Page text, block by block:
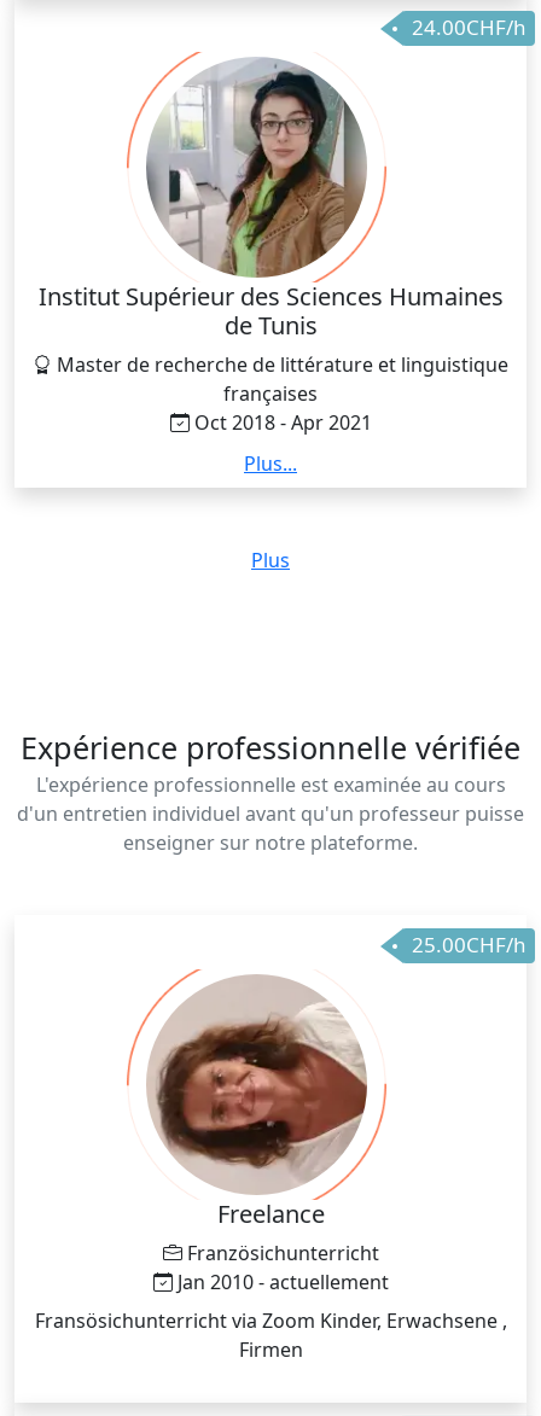
24.00CHF/h
Institut Supérieur des Sciences Humaines
de Tunis
Master de recherche de littérature et linguistique
françaises
Oct 2018 - Apr 2021
J'ai soutenu mon mémoire de master avec la mention
très bien ce qui m'a permis de me lancer dans la
première étape de mon cursus de chercheure et qui a
développé mes compétences analytique. Durant la
Plus...
Plus
Expérience professionnelle vérifiée
L'expérience professionnelle est examinée au cours
d'un entretien individuel avant qu'un professeur puisse
enseigner sur notre plateforme.
25.00CHF/h
Freelance
Französichunterricht
Jan 2010 - actuellement
Fransösichunterricht via Zoom Kinder, Erwachsene ,
Firmen